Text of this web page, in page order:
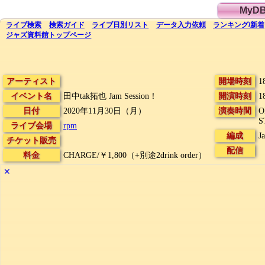
ライブ検索 検索ガイド ライブ日別 リスト データ入力依頼 ランキング/新着
ジャズ資料館 トップページ
アーティスト
イベント名
田中tak拓也 Jam Session！
日付
2020年11月30日（月）
ライブ会場
rpm
チケット販売
料金
CHARGE/￥1,800（+別途2drink order）
開場時刻
開演時刻
演奏時間
編成
配信
✕